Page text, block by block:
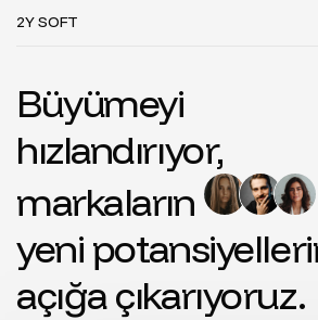
2Y SOFT
Büyümeyi
hızlandırıyor,
markaların
yeni
açığa çıkarıyoruz.